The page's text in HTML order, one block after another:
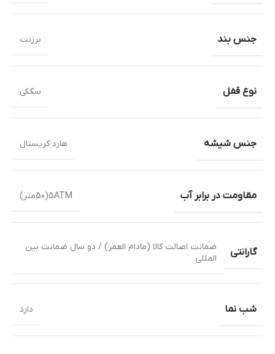
جنس بند برزنت
نوع قفل سگکی
جنس شیشه هارد کریستال
مقاومت در برابر آب 5ATM(50متر)
گارانتی
ضمانت اصالت کالا (مادام العمر) / دو سال ضمانت بین
المللی
شب نما دارد